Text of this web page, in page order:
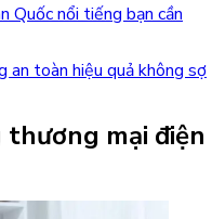
Quốc nổi tiếng bạn cần
an toàn hiệu quả không sợ
thương mại điện